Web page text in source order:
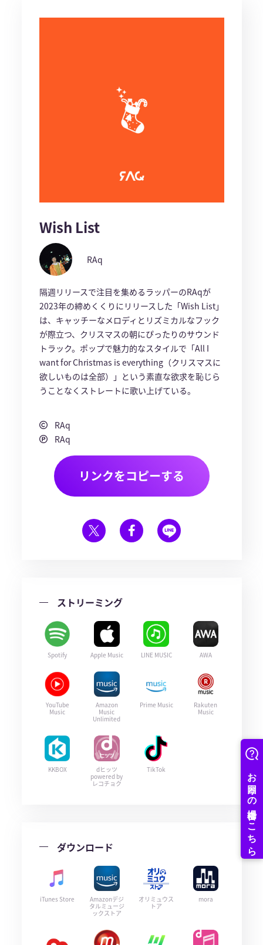
Wish List
RAq
隔週リリースで注目を集めるラッパーのRAqが
2023年の締めくくりにリリースした「Wish List」
は、キャッチーなメロディとリズミカルなフック
が際立つ、クリスマスの朝にぴったりのサウンド
トラック。ポップで魅力的なスタイルで「All I
want for Christmas is everything（クリスマスに
欲しいものは全部）」という素直な欲求を恥じら
うことなくストレートに歌い上げている。
RAq
RAq
リンクをコピーする
ストリーミング
Spotify Apple Music LINE MUSIC AWA
YouTube
Music
Amazon
Music
Unlimited
Prime Music
Rakuten
Music
KKBOX
dヒッツ
powered by
レコチョク
TikTok
ダウンロード
iTunes Store
Amazonデジ
タルミュージ
ックストア
オリミュウス
トア
mora